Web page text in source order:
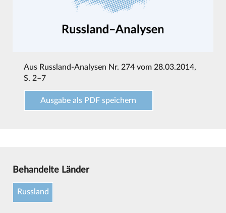
Aus Russland-Analysen Nr. 274 vom 28.03.2014,
S. 2–7
Ausgabe als PDF speichern
Behandelte Länder
Russland